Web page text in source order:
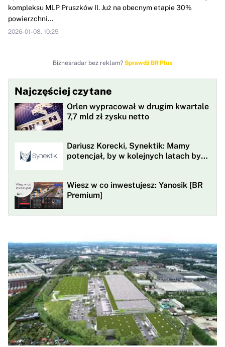
kompleksu MLP Pruszków II. Już na obecnym etapie 30%
powierzchni...
2026-01-08, 10:25
Biznesradar bez reklam? Sprawdź BR Plus
Najczęściej czytane
Orlen wypracował w drugim kwartale
7,7 mld zł zysku netto
Dariusz Korecki, Synektik: Mamy
potencjał, by w kolejnych latach być
Wiesz w co inwestujesz: Yanosik [BR
Premium]